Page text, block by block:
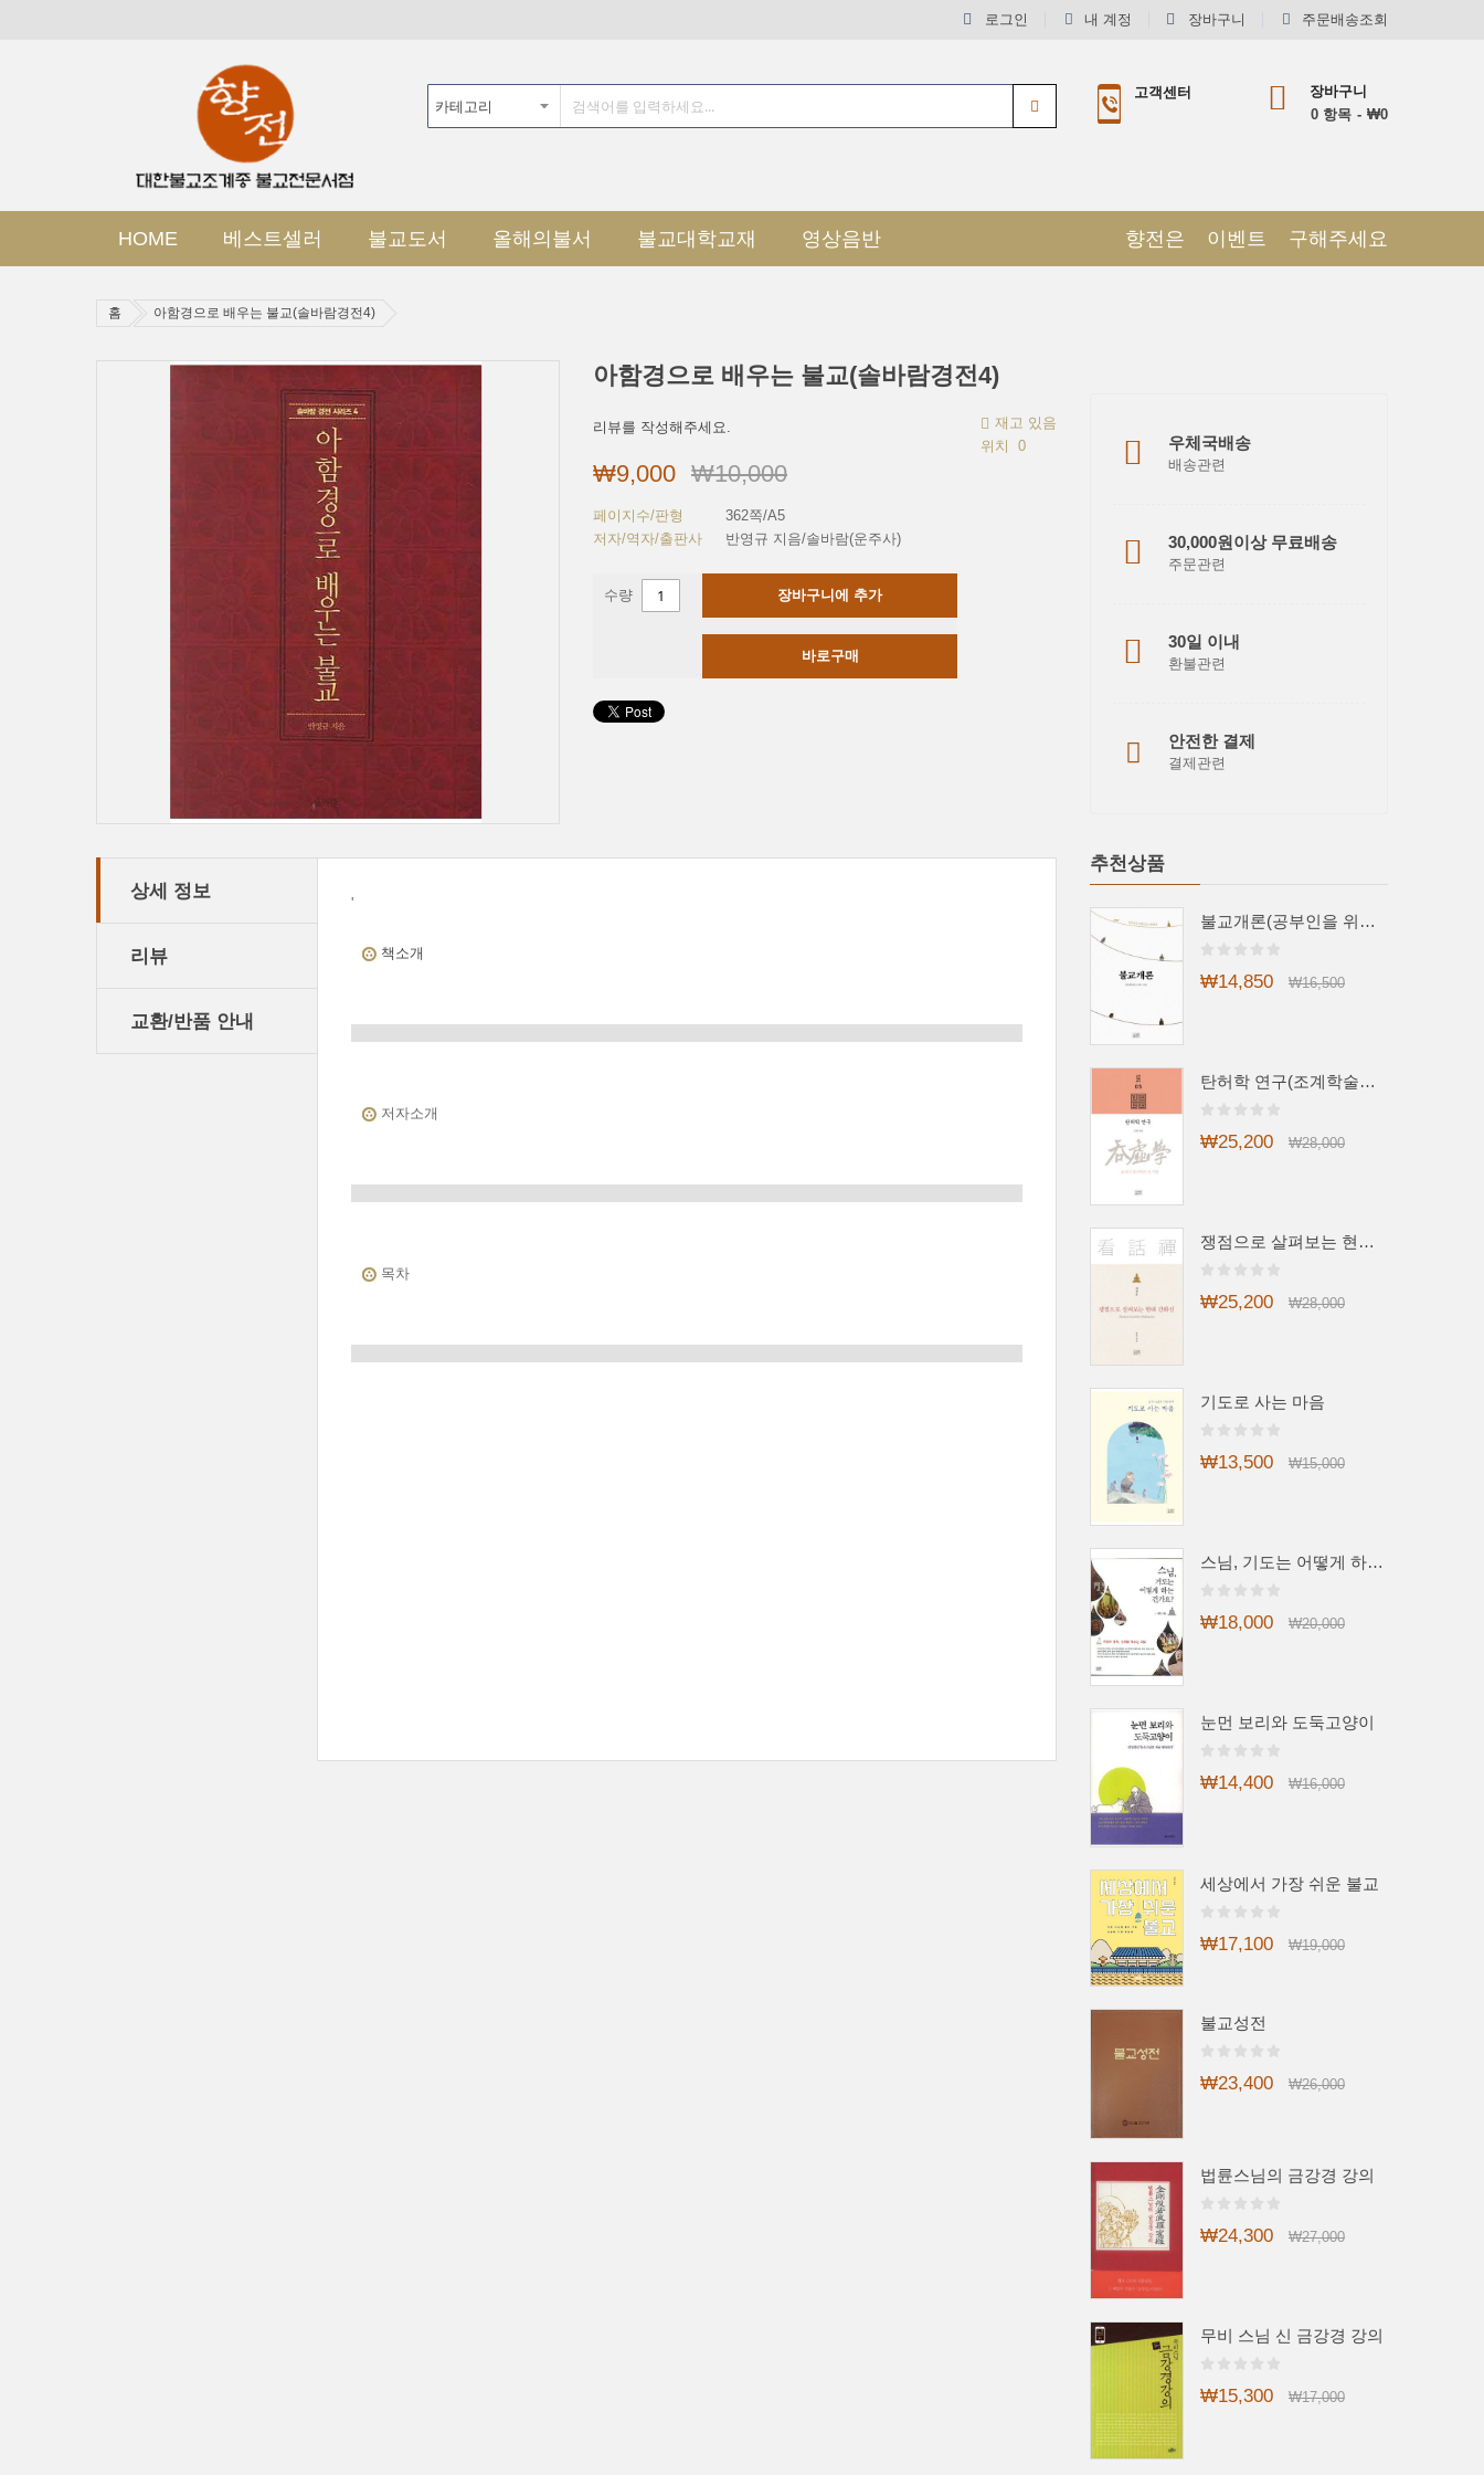
로그인 내 계정 장바구니 주문배송조회
장바구니
0 항목 ₩0
고객센터
HOME 베스트셀러 불교도서 올해의불서 불교대학교재 영상음반 구해주세요
이벤트
향전은
홈 아함경으로 배우는 불교(솔바람경전4)
아함경으로 배우는 불교(솔바람경전4)
재고 있음
위치
0
리뷰를 작성해주세요.
₩9,000 ₩10,000
페이지수/판형
362쪽/A5
저자/역자/출판사
반영규 지음/솔바람(운주사)
수량 장바구니에 추가
바로구매
상세 정보
리뷰
교환/반품 안내
'
책소개
저자소개
목차
우체국배송
배송관련
30,000원이상 무료배송
주문관련
30일 이내
환불관련
안전한 결제
결제관련
추천상품
불교개론(공부인을 위한 불교 안내서)
₩14,850 ₩16,500
탄허학 연구(조계학술총서3)
₩25,200 ₩28,000
쟁점으로 살펴보는 현대 간화선
₩25,200 ₩28,000
기도로 사는 마음
₩13,500 ₩15,000
스님, 기도는 어떻게 하는 건가요?
₩18,000 ₩20,000
눈먼 보리와 도둑고양이
₩14,400 ₩16,000
세상에서 가장 쉬운 불교
₩17,100 ₩19,000
불교성전
₩23,400 ₩26,000
법륜스님의 금강경 강의
₩24,300 ₩27,000
무비 스님 신 금강경 강의
₩15,300 ₩17,000